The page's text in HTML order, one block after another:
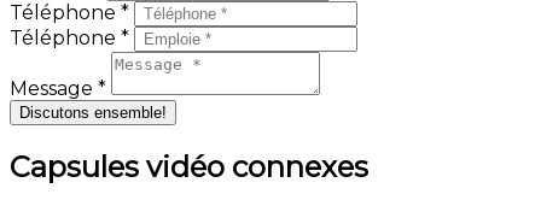
Téléphone *
Téléphone *
Message *
Discutons ensemble!
Capsules vidéo connexes